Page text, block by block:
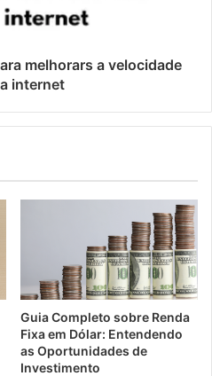
melhorars a velocidade
internet
Guia Completo sobre Renda
Fixa em Dólar: Entendendo
as Oportunidades de
Investimento